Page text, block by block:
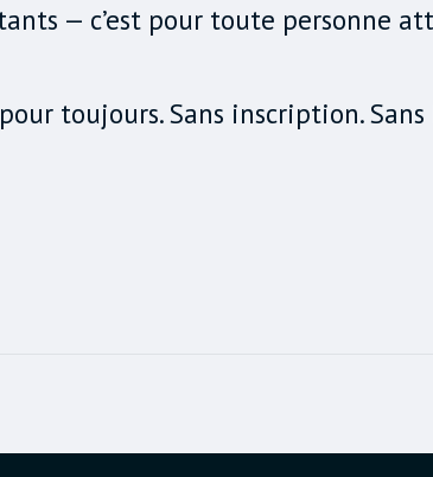
— c’est pour toute personne
toujours. Sans inscription.